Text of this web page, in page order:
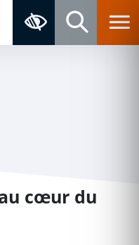
à la page d'accueil
Accessibilité
cœur du